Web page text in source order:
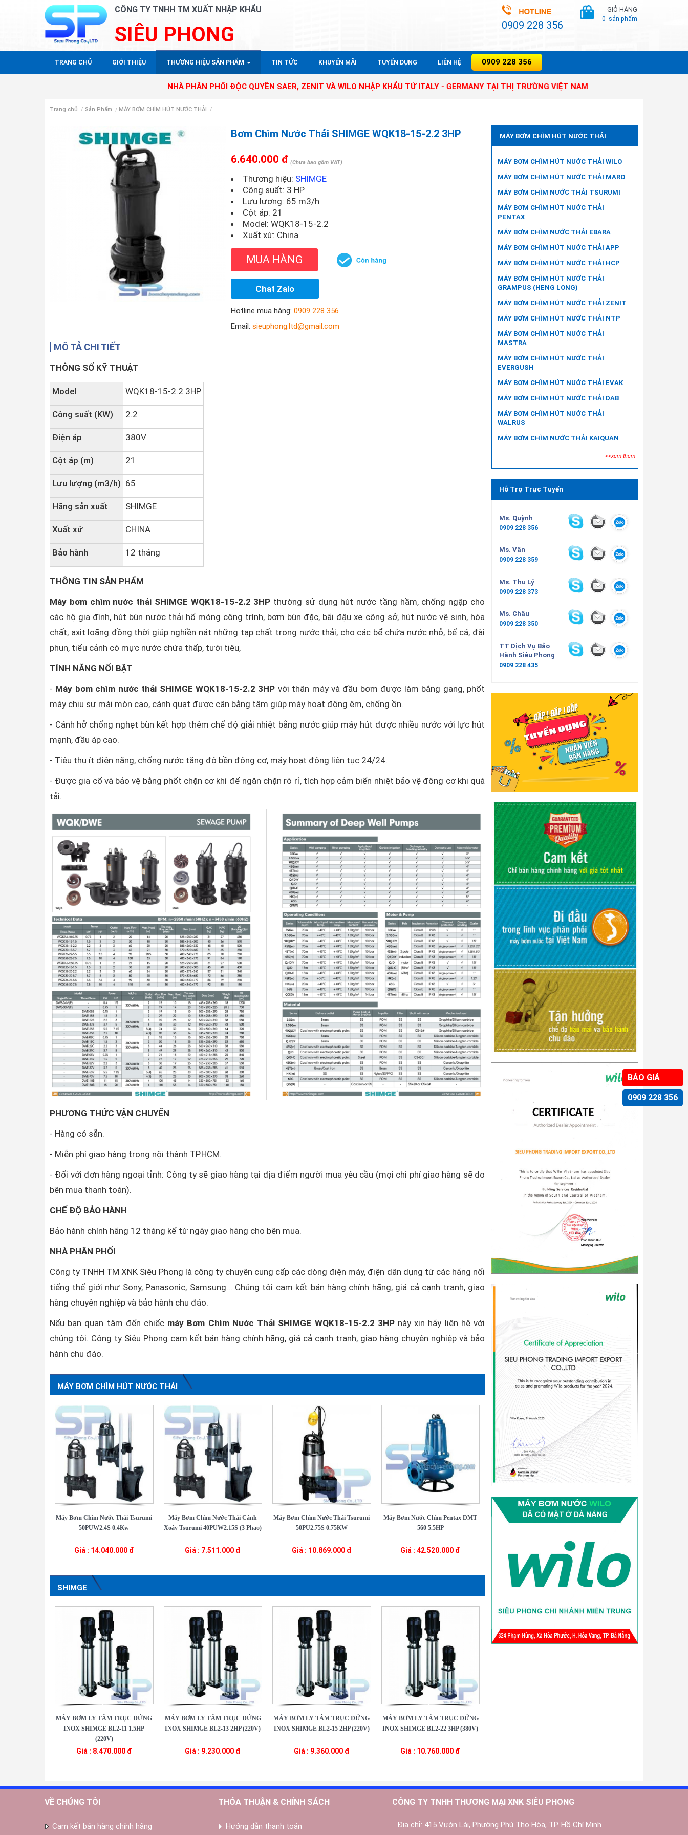
BÁO GIÁ
0909 228 356
CÔNG TY TNHH TM XUẤT NHẬP KHẨU
SIÊU PHONG 0909 228 356
GIỎ HÀNG
0 sản phẩm
TRANG CHỦ GIỚI THIỆU THƯƠNG HIỆU SẢN PHẨM TIN TỨC KHUYẾN MÃI TUYỂN DỤNG LIÊN HỆ 0909 228 356
NHÀ PHÂN PHỐI ĐỘC QUYỀN SAER, ZENIT VÀ WILO NHẬP KHẨU TỪ ITALY - GERMANY TẠI THỊ TRƯỜNG VIỆT NAM
Trang chủ / Sản Phẩm / MÁY BƠM CHÌM HÚT NƯỚC THẢI /
Bơm Chìm Nước Thải SHIMGE WQK18-15-2.2 3HP
6.640.000 đ (Chưa bao gồm VAT)
Thương hiệu: SHIMGE
Công suất: 3 HP
Lưu lượng: 65 m3/h
Cột áp: 21
Model:WQK18-15-2.2
Xuất xứ: China
MUA HÀNG
Chat Zalo
Hotline mua hàng:0909 228 356
Email:sieuphong.ltd@gmail.com
MÔ TẢ CHI TIẾT
THÔNG SỐ KỸ THUẬT
Model WQK18-15-2.2 3HP
Công suất (KW) 2.2
Điện áp 380V
Cột áp (m) 21
Lưu lượng (m3/h) 65
Hãng sản xuất SHIMGE
Xuất xứ CHINA
Bảo hành 12 tháng
THÔNG TIN SẢN PHẨM
Máy bơm chìm nước thải SHIMGE WQK18-15-2.2 3HP thường sử dụng hút nước tầng hầm, chống ngập cho
các hộ gia đình, hút bùn nước thải hố móng công trình, bơm bùn đặc, bãi đậu xe công sở, hút nước vệ sinh, hóa
chất, axit loãng đồng thời giúp nghiền nát những tạp chất trong nước thải, cho các bể chứa nước nhỏ, bể cá, đài
phun, tiểu cảnh có mực nước chứa thấp, tưới tiêu,
TÍNH NĂNG NỔI BẬT
- Máy bơm chìm nước thải SHIMGE WQK18-15-2.2 3HP với thân máy và đầu bơm được làm bằng gang, phốt
máy chịu sự mài mòn cao, cánh quạt được cân bằng tâm giúp máy hoạt động êm, chống ồn.
- Cánh hở chống nghẹt bùn kết hợp thêm chế độ giải nhiệt bằng nước giúp máy hút được nhiều nước với lực hút
mạnh, đầu áp cao.
- Tiêu thụ ít điện năng, chống nước tăng độ bền động cơ, máy hoạt động liên tục 24/24.
- Được gia cố và bảo vệ bằng phốt chặn cơ khí để ngăn chặn rò rỉ, tích hợp cảm biến nhiệt bảo vệ đông cơ khi quá
tải.
PHƯƠNG THỨC VẬN CHUYỂN
- Hàng có sẵn.
- Miễn phí giao hàng trong nội thành TP.HCM.
- Đối với đơn hàng ngoại tỉnh: Công ty sẽ giao hàng tại địa điểm người mua yêu cầu (mọi chi phí giao hàng sẽ do
bên mua thanh toán).
CHẾ ĐỘ BẢO HÀNH
Bảo hành chính hãng 12 tháng kể từ ngày giao hàng cho bên mua.
NHÀ PHÂN PHỐI
Công ty TNHH TM XNK Siêu Phong là công ty chuyên cung cấp các dòng điện máy, điện dân dụng từ các hãng nổi
tiếng thế giới như Sony, Panasonic, Samsung... Chúng tôi cam kết bán hàng chính hãng, giá cả cạnh tranh, giao
hàng chuyên nghiệp và bảo hành chu đáo.
Nếu bạn quan tâm đến chiếc máy Bơm Chìm Nước Thải SHIMGE WQK18-15-2.2 3HPnày xin hãy liên hệ với
chúng tôi. Công ty Siêu Phong cam kết bán hàng chính hãng, giá cả cạnh tranh, giao hàng chuyên nghiệp và bảo
hành chu đáo.
MÁY BƠM CHÌM HÚT NƯỚC THẢI
Máy Bơm Chìm Nước Thải Tsurumi
50PUW2.4S 0.4Kw
Giá : 14.040.000 đ
Máy Bơm Chìm Nước Thải Cánh
Xoáy Tsurumi 40PUW2.15S (3 Phao)
Giá : 7.511.000 đ
Máy Bơm Chìm Nước Thải Tsurumi
50PU2.75S 0.75KW
Giá : 10.869.000 đ
Máy Bơm Nước Chìm Pentax DMT
560 5.5HP
Giá : 42.520.000 đ
SHIMGE
MÁY BƠM LY TÂM TRỤC ĐỨNG
INOX SHIMGE BL2-11 1.5HP
(220V)
Giá : 8.470.000 đ
MÁY BƠM LY TÂM TRỤC ĐỨNG
INOX SHIMGE BL2-13 2HP (220V)
Giá : 9.230.000 đ
MÁY BƠM LY TÂM TRỤC ĐỨNG
INOX SHIMGE BL2-15 2HP (220V)
Giá : 9.360.000 đ
MÁY BƠM LY TÂM TRỤC ĐỨNG
INOX SHIMGE BL2-22 3HP (380V)
Giá : 10.760.000 đ
MÁY BƠM CHÌM HÚT NƯỚC THẢI
MÁY BƠM CHÌM HÚT NƯỚC THẢI WILO
MÁY BƠM CHÌM HÚT NƯỚC THẢI MARO
MÁY BƠM CHÌM NƯỚC THẢI TSURUMI
MÁY BƠM CHÌM HÚT NƯỚC THẢI
PENTAX
MÁY BƠM CHÌM NƯỚC THẢI EBARA
MÁY BƠM CHÌM HÚT NƯỚC THẢI APP
MÁY BƠM CHÌM HÚT NƯỚC THẢI HCP
MÁY BƠM CHÌM HÚT NƯỚC THẢI
GRAMPUS (HENG LONG)
MÁY BƠM CHÌM HÚT NƯỚC THẢI ZENIT
MÁY BƠM CHÌM HÚT NƯỚC THẢI NTP
MÁY BƠM CHÌM HÚT NƯỚC THẢI
MASTRA
MÁY BƠM CHÌM HÚT NƯỚC THẢI
EVERGUSH
MÁY BƠM CHÌM HÚT NƯỚC THẢI EVAK
MÁY BƠM CHÌM HÚT NƯỚC THẢI DAB
MÁY BƠM CHÌM HÚT NƯỚC THẢI
WALRUS
MÁY BƠM CHÌM NƯỚC THẢI KAIQUAN
>>xem thêm
Hỗ Trợ Trực Tuyến
Ms. Quỳnh
0909 228 356
Ms. Vân
0909 228 359
Ms. Thu Lý
0909 228 373
Ms. Châu
0909 228 350
TT Dịch Vụ Bảo
Hành Siêu Phong
0909 228 435
VỀ CHÚNG TÔI
Cam kết bán hàng chính hãng
THỎA THUẬN & CHÍNH SÁCH
Hướng dẫn thanh toán
CÔNG TY TNHH THƯƠNG MẠI XNK SIÊU PHONG
Địa chỉ: 415 Vườn Lài, Phường Phú Thọ Hòa, TP. Hồ Chí Minh